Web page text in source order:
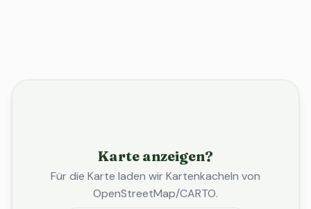
Karte anzeigen?
Für die Karte laden wir Kartenkacheln von
OpenStreetMap/CARTO.